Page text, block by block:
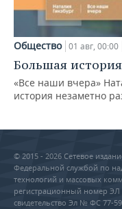
Общество 01 авг, 00:00
Большая
«Все наши вчера»
история незаметно
© 2015 - 2026 Сетевое
Федеральной службой по
технологий и массовых
регистрационный номер ЭЛ
свидетельство Эл № ФС 77-